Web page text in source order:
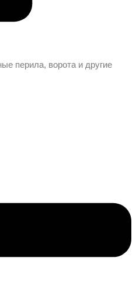
перила, ворота и другие